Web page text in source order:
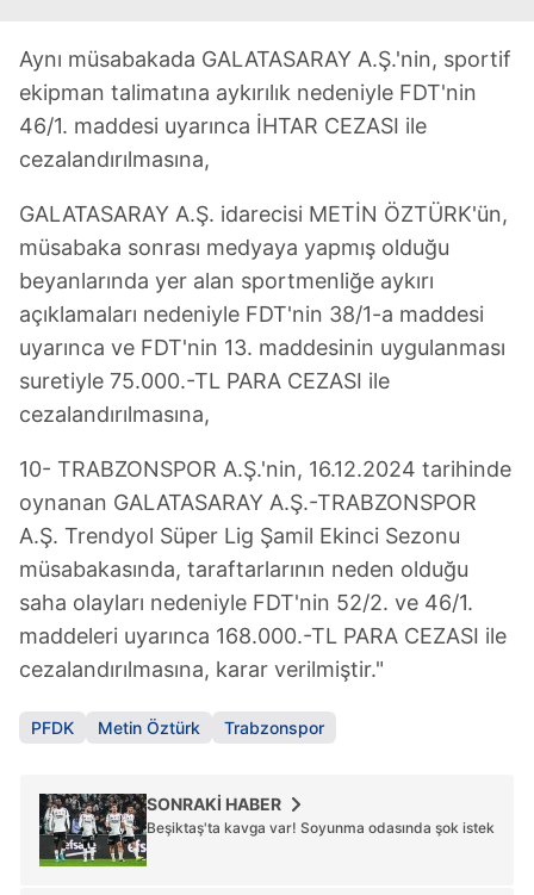
Aynı müsabakada GALATASARAY A.Ş.'nin, sportif
ekipman talimatına aykırılık nedeniyle FDT'nin
46/1. maddesi uyarınca İHTAR CEZASI ile
cezalandırılmasına,
GALATASARAY A.Ş. idarecisi METİN ÖZTÜRK'ün,
müsabaka sonrası medyaya yapmış olduğu
beyanlarında yer alan sportmenliğe aykırı
açıklamaları nedeniyle FDT'nin 38/1-a maddesi
uyarınca ve FDT'nin 13. maddesinin uygulanması
suretiyle 75.000.-TL PARA CEZASI ile
cezalandırılmasına,
10- TRABZONSPOR A.Ş.'nin, 16.12.2024 tarihinde
oynanan GALATASARAY A.Ş.-TRABZONSPOR
A.Ş. Trendyol Süper Lig Şamil Ekinci Sezonu
müsabakasında, taraftarlarının neden olduğu
saha olayları nedeniyle FDT'nin 52/2. ve 46/1.
maddeleri uyarınca 168.000.-TL PARA CEZASI ile
cezalandırılmasına, karar verilmiştir."
PFDK Metin Öztürk Trabzonspor
SONRAKİ HABER
Beşiktaş'ta kavga var! Soyunma odasında şok istek